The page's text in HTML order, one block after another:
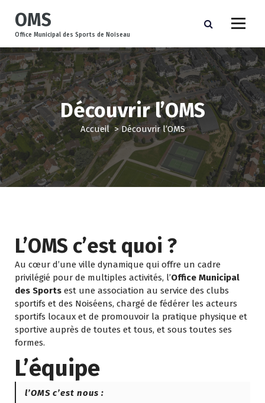
e
r
a
u
c
o
n
t
e
n
u
OMS
Office Municipal des Sports de Noiseau
Découvrir l’OMS
Accueil>Découvrir l’OMS
L’OMS c’est quoi ?
Au cœur d’une ville dynamique qui offre un cadre
privilégié pour de multiples activités, l’Office Municipal
des Sports est une association au service des clubs
sportifs et des Noiséens, chargé de fédérer les acteurs
sportifs locaux et de promouvoir la pratique physique et
sportive auprès de toutes et tous, et sous toutes ses
formes.
L’équipe
l’OMS c’est nous :